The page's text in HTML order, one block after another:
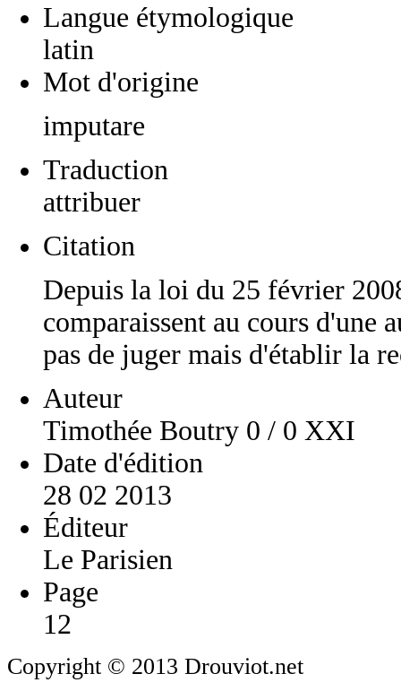
Langue étymologique
latin
Mot d'origine
imputare
Traduction
attribuer
Citation
Depuis la loi du 25 février
comparaissent au cours d'une
pas de juger mais d'établir la
Auteur
Timothée Boutry 0 / 0 XXI
Date d'édition
28 02 2013
Éditeur
Le Parisien
Page
12
Copyright © 2013 Drouviot.net